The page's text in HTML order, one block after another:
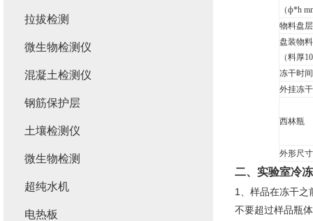
（ф*h
物料盘
盘装物
（料厚
冻干时
外挂冻
西林瓶
外形尺寸
二、 实验室冷
1、样品在冻干之
不要超过样品瓶
拉拔检测
微生物检测仪
混凝土检测仪
钢筋保护层
土壤检测仪
微生物检测
超纯水机
电热板